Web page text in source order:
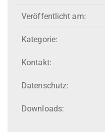
Veröffentlicht am:
Kategorie:
Kontakt:
Datenschutz:
Downloads: